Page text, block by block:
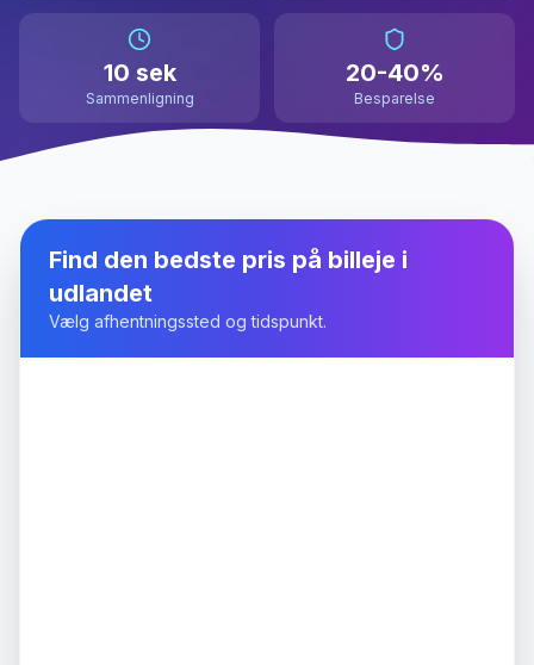
10 sek
Sammenligning
20-40%
Besparelse
Find den bedste pris på billeje i
udlandet
Vælg afhentningssted og tidspunkt.